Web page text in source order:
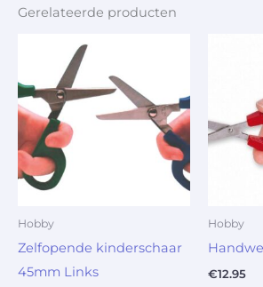
Gerelateerde producten
Hobby
Zelfopende kinderschaar
45mm Links
Hobby
€12.95